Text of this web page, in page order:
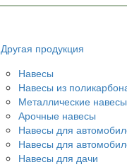
Другая продукция
Навесы
Навесы из
Металлические навесы
Арочные навесы
Навесы для
Навесы для
Навесы для дачи